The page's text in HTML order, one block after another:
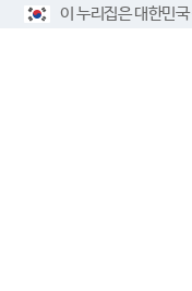
이 누리집은 대한민